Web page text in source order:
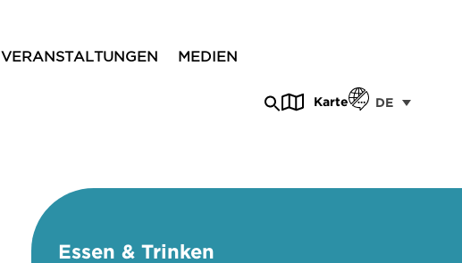
VERANSTALTUNGEN MEDIEN
Karte DE
Essen & Trinken